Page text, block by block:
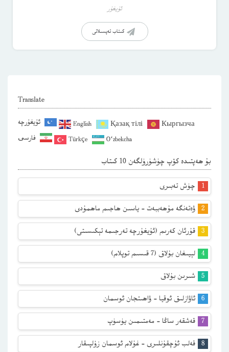
ئۇيغۇر
كىتاب تەپسىلاتى
Translate
ئۇيغۇرچە English Қазақ тілі
Кыргызча
فارسی
Türkçe O‘zbekcha
بۇ ھەپتىدە كۆپ چۈشۈرۈلگەن 10 كىتاب
چۈش تەبىرى
ۋەتەنگە مۇھەببەت – ياسىن ھاجىم ماھمۇدى
قۇرئان كەرىم (ئۇيغۇرچە تەرجىمە تېكىسىتى)
لېيىغان بۇلاق (7 قىسىم توپلام)
شىرىن بۇلاق
ئاۋازلىق ئوقيا – ۋاھىتجان ئوسمان
قەشقەر ساڭا – مەمتىمىن يۈسۈپ
قەلب ئۇچقۇنلىرى – غۇلام ئوسمان زۇلپىقار